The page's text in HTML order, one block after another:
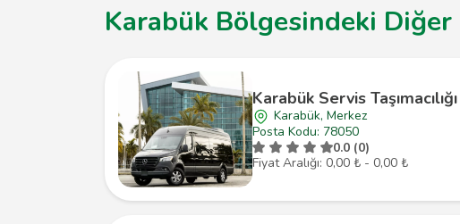
Karabük Bölgesindeki
Karabük Servis Taşımacılığı
Karabük, Merkez
Posta Kodu: 78050
0.0 (0)
Fiyat Aralığı: 0,00 ₺ - 0,00 ₺